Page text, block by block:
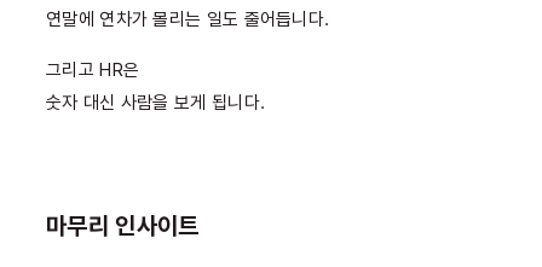
연말에 연차가 몰리는 일도 줄어듭니다.
그리고 HR은
숫자 대신 사람을 보게 됩니다.
마무리 인사이트